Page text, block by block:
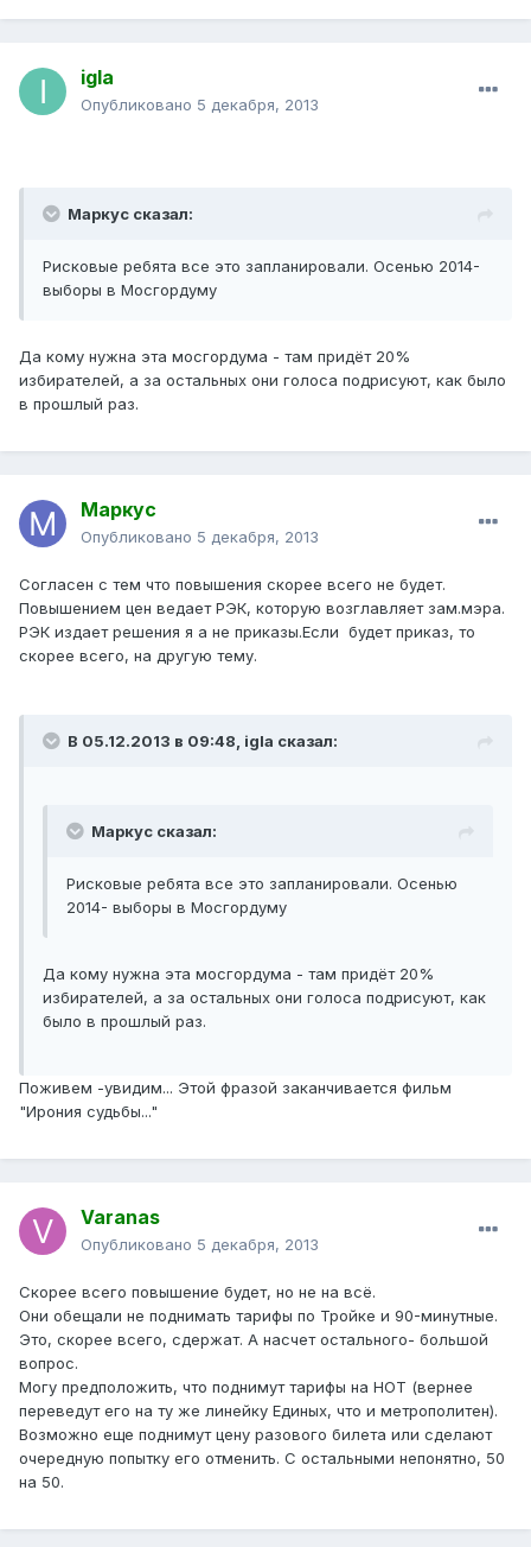
igla
Опубликовано 5 декабря, 2013
Маркус сказал:
Рисковые ребята все это запланировали. Осенью 2014-
выборы в Мосгордуму
Да кому нужна эта мосгордума - там придёт 20%
избирателей, а за остальных они голоса подрисуют, как было
в прошлый раз.
Маркус
Опубликовано 5 декабря, 2013
Согласен с тем что повышения скорее всего не будет.
Повышением цен ведает РЭК, которую возглавляет зам.мэра.
РЭК издает решения я а не приказы.Если будет приказ, то
скорее всего, на другую тему.
В 05.12.2013 в 09:48, igla сказал:
Маркус сказал:
Рисковые ребята все это запланировали. Осенью
2014- выборы в Мосгордуму
Да кому нужна эта мосгордума - там придёт 20%
избирателей, а за остальных они голоса подрисуют, как
было в прошлый раз.
Поживем -увидим... Этой фразой заканчивается фильм
"Ирония судьбы..."
Varanas
Опубликовано 5 декабря, 2013
Скорее всего повышение будет, но не на всё.
Они обещали не поднимать тарифы по Тройке и 90-минутные.
Это, скорее всего, сдержат. А насчет остального- большой
вопрос.
Могу предположить, что поднимут тарифы на НОТ (вернее
переведут его на ту же линейку Единых, что и метрополитен).
Возможно еще поднимут цену разового билета или сделают
очередную попытку его отменить. С остальными непонятно, 50
на 50.